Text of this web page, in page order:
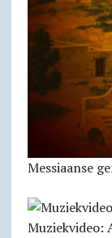
Messiaanse
Muziekvideo: